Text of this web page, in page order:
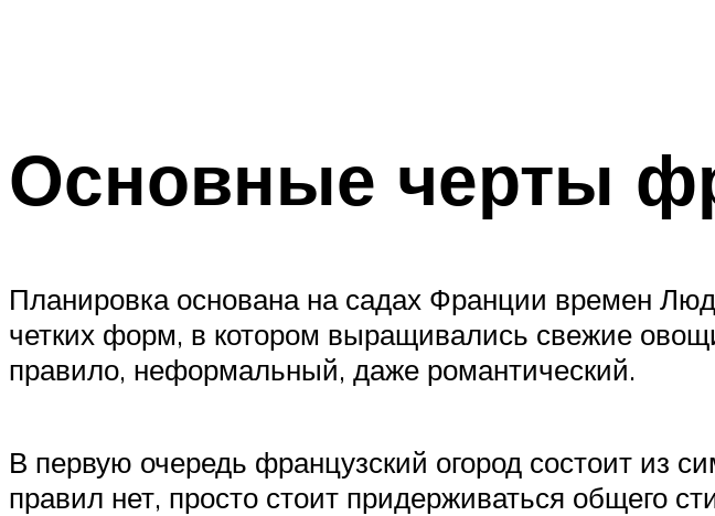
Основные черты
Планировка основана на садах Франции времен
четких форм, в котором выращивались свежие
правило, неформальный, даже романтический.
В первую очередь французский огород состоит из
правил нет, просто стоит придерживаться общего